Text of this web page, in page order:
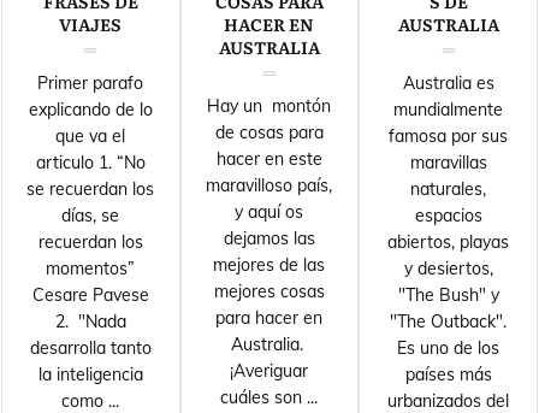
VIAJES
Primer parafo
explicando de lo
que va el
articulo 1. “No
se recuerdan los
días, se
recuerdan los
momentos”
Cesare Pavese
2. "Nada
desarrolla tanto
la inteligencia
como ...
HACER EN
AUSTRALIA
Hay un montón
de cosas para
hacer en este
maravilloso país,
y aquí os
dejamos las
mejores de las
mejores cosas
para hacer en
Australia.
¡Averiguar
cuáles son ...
AUSTRALIA
Australia es
mundialmente
famosa por sus
maravillas
naturales,
espacios
abiertos, playas
y desiertos,
"The Bush" y
"The Outback".
Es uno de los
países más
urbanizados del